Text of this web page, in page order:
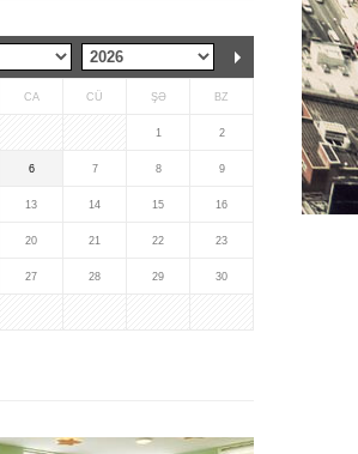
CA CÜ ŞƏ BZ
1 2
6 7 8 9
13 14 15 16
20 21 22 23
27 28 29 30